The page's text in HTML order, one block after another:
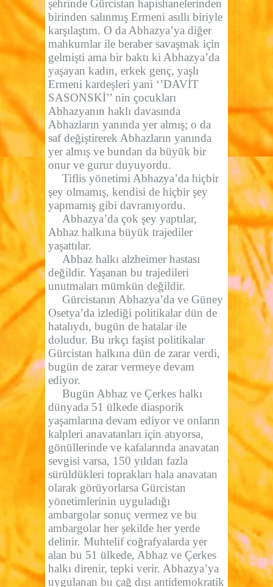
şehrinde Gürcistan hapishanelerinden
birinden salınmış Ermeni asıllı biriyle
karşılaştım. O da Abhazya’ya diğer
mahkumlar ile beraber savaşmak için
gelmişti ama bir baktı ki Abhazya’da
yaşayan kadın, erkek genç, yaşlı
Ermeni kardeşleri yani ‘’DAVİT
SASONSKİ’’ nin çocukları
Abhazyanın haklı davasında
Abhazların yanında yer almış; o da
saf değiştirerek Abhazların yanında
yer almış ve bundan da büyük bir
onur ve gurur duyuyordu.
Tiflis yönetimi Abhazya’da hiçbir
şey olmamış, kendisi de hiçbir şey
yapmamış gibi davranıyordu.
Abhazya’da çok şey yaptılar,
Abhaz halkına büyük trajediler
yaşattılar.
Abhaz halkı alzheimer hastası
değildir. Yaşanan bu trajedileri
unutmaları mümkün değildir.
Gürcistanın Abhazya’da ve Güney
Osetya’da izlediği politikalar dün de
hatalıydı, bugün de hatalar ile
doludur. Bu ırkçı faşist politikalar
Gürcistan halkına dün de zarar verdi,
bugün de zarar vermeye devam
ediyor.
Bugün Abhaz ve Çerkes halkı
dünyada 51 ülkede diasporik
yaşamlarına devam ediyor ve onların
kalpleri anavatanları için atıyorsa,
gönüllerinde ve kafalarında anavatan
sevgisi varsa, 150 yıldan fazla
sürüldükleri toprakları hala anavatan
olarak görüyorlarsa Gürcistan
yönetimlerinin uyguladığı
ambargolar sonuç vermez ve bu
ambargolar her şekilde her yerde
delinir. Muhtelif coğrafyalarda yer
alan bu 51 ülkede, Abhaz ve Çerkes
halkı direnir, tepki verir. Abhazya’ya
uygulanan bu çağ dışı antidemokratik